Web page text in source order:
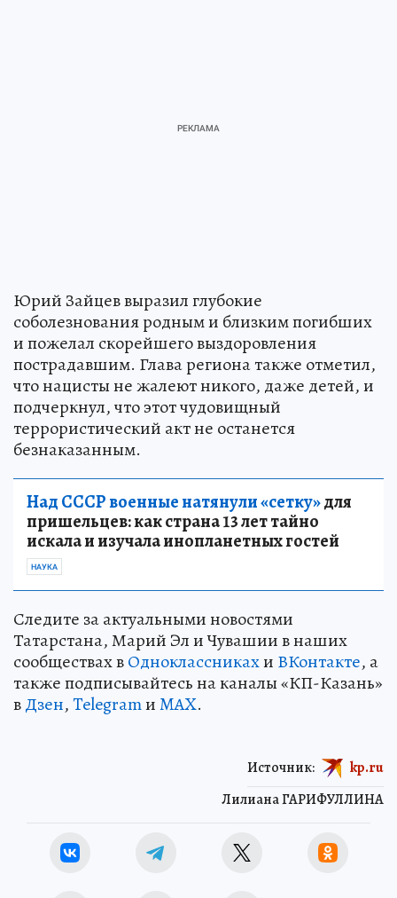
Юрий Зайцев выразил глубокие
соболезнования родным и близким погибших
и пожелал скорейшего выздоровления
пострадавшим. Глава региона также отметил,
что нацисты не жалеют никого, даже детей, и
подчеркнул, что этот чудовищный
террористический акт не останется
безнаказанным.
Над СССР военные натянули «сетку»для
пришельцев: как страна 13 лет тайно
искала и изучала инопланетных гостей
НАУКА
Следите за актуальными новостями
Татарстана, Марий Эл и Чувашии в наших
сообществах вОдноклассникахи ВКонтакте, а
также подписывайтесь на каналы «КП-Казань»
вДзен,TelegramиMAX.
Лилиана ГАРИФУЛЛИНА
Источник: kp.ru